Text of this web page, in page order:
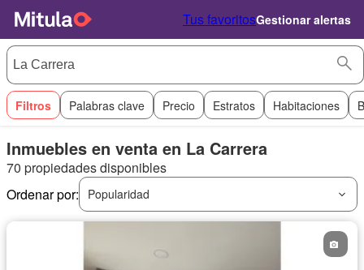
Tus favoritosGestionar alertas
Filtros Palabras clave Precio Estratos Habitaciones
Inmuebles en venta en La Carrera
70 propiedades disponibles
Ordenar por:
Popularidad